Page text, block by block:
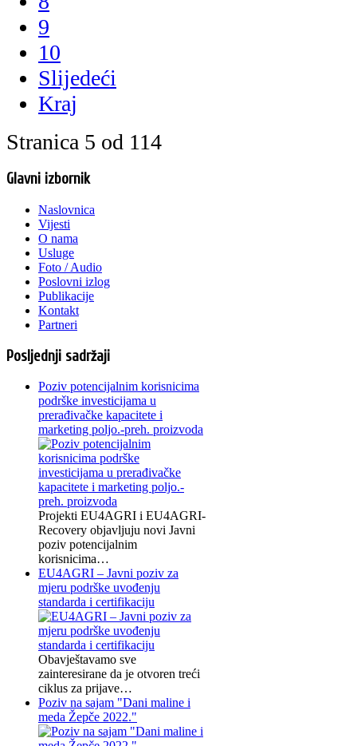
9
10
Slijedeći
Kraj
Stranica 5 od 114
Glavni izbornik
Naslovnica
Vijesti
O nama
Usluge
Foto / Audio
Poslovni izlog
Publikacije
Kontakt
Partneri
Posljednji sadržaji
Poziv potencijalnim korisnicima
podrške investicijama u
prerađivačke kapacitete i
marketing poljo.-preh. proizvoda
Projekti EU4AGRI i EU4AGRI-
Recovery objavljuju novi Javni
poziv potencijalnim
korisnicima…
EU4AGRI – Javni poziv za
mjeru podrške uvođenju
standarda i certifikaciju
Obavještavamo sve
zainteresirane da je otvoren treći
ciklus za prijave…
Poziv na sajam "Dani maline i
meda Žepče 2022."